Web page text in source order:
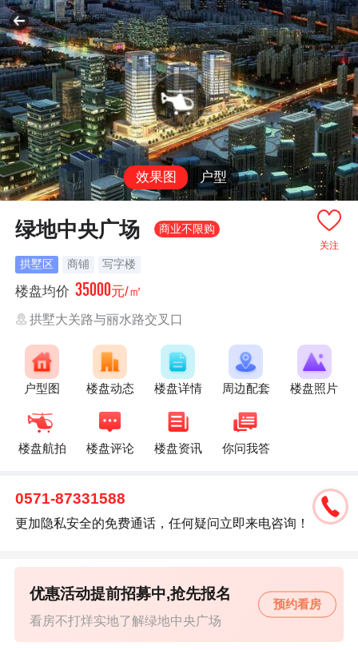
效果图 户型
关注
绿地中央广场 商业不限购
拱墅区 商铺 写字楼
楼盘均价 35000元/㎡
拱墅大关路与丽水路交叉口
户型图 楼盘动态 楼盘详情 周边配套 楼盘照片
楼盘航拍 楼盘评论 楼盘资讯 你问我答
0571-87331588
更加隐私安全的免费通话，任何疑问立即来电咨询！
看房不打烊实地了解绿地中央广场
优惠活动提前招募中,抢先报名
预约看房